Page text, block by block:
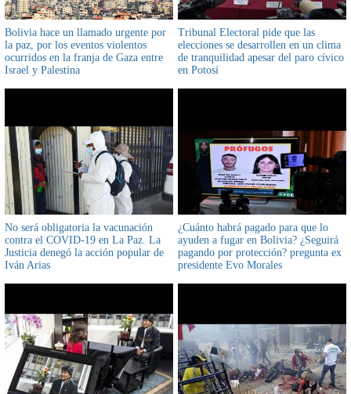
Bolivia hace un llamado urgente por
la paz, por los eventos violentos
ocurridos en la franja de Gaza entre
Israel y Palestina
Tribunal Electoral pide que las
elecciones se desarrollen en un clima
de tranquilidad apesar del paro cívico
en Potosí
No será obligatoria la vacunación
contra el COVID-19 en La Paz. La
Justicia denegó la acción popular de
Iván Arias
¿Cuánto habrá pagado para que lo
ayuden a fugar en Bolivia? ¿Seguirá
pagando por protección? pregunta ex
presidente Evo Morales